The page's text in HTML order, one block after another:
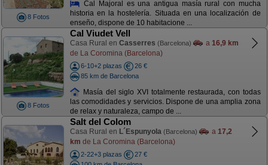
8 Fotos
Cal Majoral es una antigua masía rural con mucha
historia en la hostelería. Situada en una localización de
enseño, dispone de 10 habitacione ...
8 Fotos
Cal Viudet Vell
Casa Rural en Casserres (Barcelona) a 16,9 km
de La Coromina (Barcelona)
6-10+2 plazas
26 €
85 km de Barcelona
Masía del siglo XVI totalmente restaurada, con todas
las comodidades y servicios. Dispone de una amplia zona
de relax y naturaleza, campo de ...
Salt del Colom
Casa Rural en L´Espunyola (Barcelona) a 17,2
km de La Coromina (Barcelona)
2-22+3 plazas
27 €